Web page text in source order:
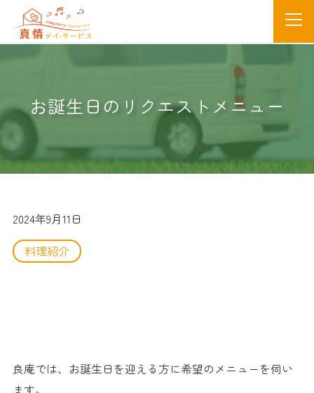
お誕生日のリクエストメニュー
2024年9月11日
料理紹介
良庵では、お誕生日を迎える方に希望のメニューを伺い